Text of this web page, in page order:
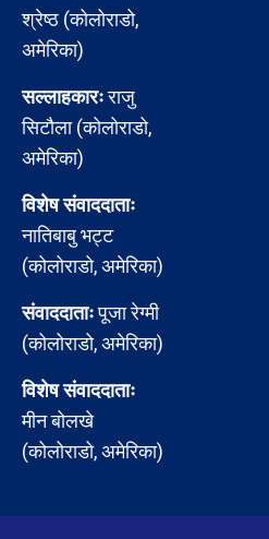
श्रेष्ठ (कोलोराडो,
अमेरिका)
सल्लाहकारःराजु
सिटौला (कोलोराडो,
अमेरिका)
विशेष संवाददाताः
नातिबाबु भट्ट
(कोलोराडो, अमेरिका)
संवाददाताःपूजा रेग्मी
(कोलोराडो, अमेरिका)
विशेष संवाददाताः
मीन बोलखे
(कोलोराडो, अमेरिका)